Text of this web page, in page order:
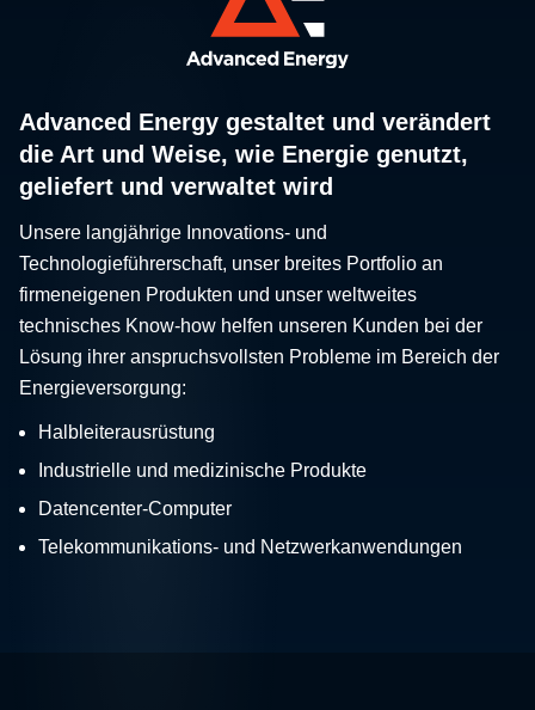
Advanced Energy gestaltet und verändert
die Art und Weise, wie Energie genutzt,
geliefert und verwaltet wird
Unsere langjährige Innovations- und
Technologieführerschaft, unser breites Portfolio an
firmeneigenen Produkten und unser weltweites
technisches Know-how helfen unseren Kunden bei der
Lösung ihrer anspruchsvollsten Probleme im Bereich der
Energieversorgung:
Halbleiterausrüstung
Industrielle und medizinische Produkte
Datencenter-Computer
Telekommunikations- und Netzwerkanwendungen